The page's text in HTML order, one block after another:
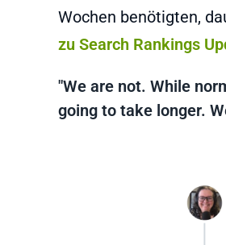
Wochen benötigten,
zu Search Rankings
"We are not. While
going to take longer.